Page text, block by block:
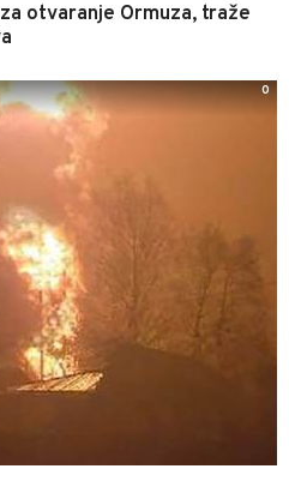
otvaranje Ormuza, traže
0